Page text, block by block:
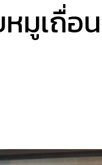
เถื่อ